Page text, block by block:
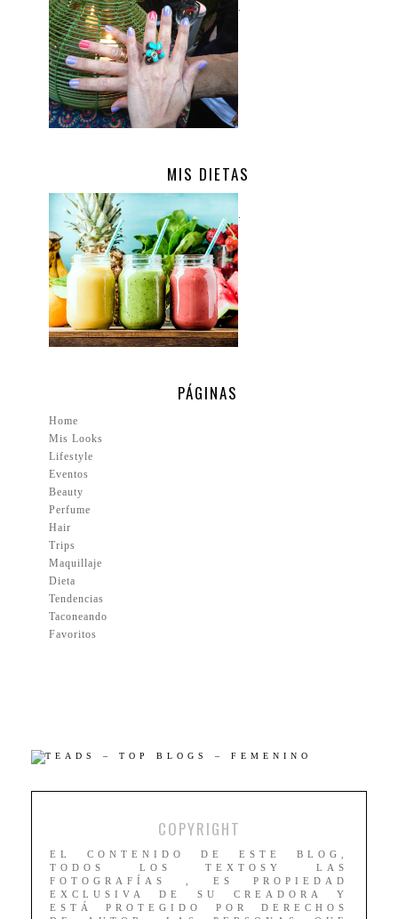
.
MIS DIETAS
.
PÁGINAS
Home
Mis Looks
Lifestyle
Eventos
Beauty
Perfume
Hair
Trips
Maquillaje
Dieta
Tendencias
Taconeando
Favoritos
COPYRIGHT
EL CONTENIDO DE ESTE BLOG,
TODOS LOS TEXTOSY LAS
FOTOGRAFÍAS , ES PROPIEDAD
EXCLUSIVA DE SU CREADORA Y
ESTÁ PROTEGIDO POR DERECHOS